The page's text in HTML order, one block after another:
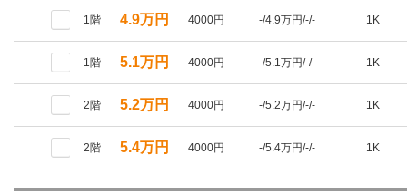
1階 4.9万円 4000円 -/4.9万円/-/- 1K
1階 5.1万円 4000円 -/5.1万円/-/- 1K
2階 5.2万円 4000円 -/5.2万円/-/- 1K
2階 5.4万円 4000円 -/5.4万円/-/- 1K